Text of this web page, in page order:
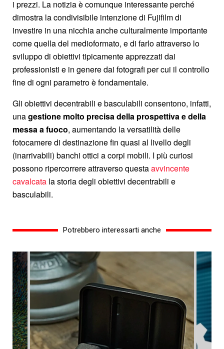
i prezzi. La notizia è comunque interessante perché
dimostra la condivisibile intenzione di Fujifilm di
investire in una nicchia anche culturalmente importante
come quella del medioformato, e di farlo attraverso lo
sviluppo di obiettivi tipicamente apprezzati dai
professionisti e in genere dai fotografi per cui il controllo
fine di ogni parametro è fondamentale.
Gli obiettivi decentrabili e basculabili consentono, infatti,
unagestione molto precisa della prospettiva e della
messa a fuoco, aumentando la versatilità delle
fotocamere di destinazione fin quasi al livello degli
(inarrivabili) banchi ottici a corpi mobili. I più curiosi
possono ripercorrere attraverso questaavvincente
cavalcata la storia degli obiettivi decentrabili e
basculabili.
Potrebbero interessarti anche